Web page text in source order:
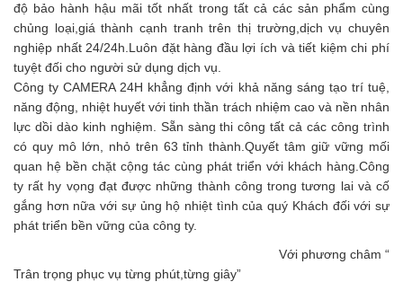
độ bảo hành hậu mãi tốt nhất trong tất cả các sản phẩm cùng
chủng loại,giá thành cạnh tranh trên thị trường,dịch vụ chuyên
nghiệp nhất 24/24h.Luôn đặt hàng đầu lợi ích và tiết kiệm chi phí
tuyệt đối cho người sử dụng dịch vụ.
Công ty CAMERA 24H khẳng định với khả năng sáng tạo trí tuệ,
năng động, nhiệt huyết với tinh thần trách nhiệm cao và nền nhân
lực dồi dào kinh nghiệm. Sẵn sàng thi công tất cả các công trình
có quy mô lớn, nhỏ trên 63 tỉnh thành.Quyết tâm giữ vững mối
quan hệ bền chặt cộng tác cùng phát triển với khách hàng.Công
ty rất hy vọng đạt được những thành công trong tương lai và cố
gắng hơn nữa với sự ủng hộ nhiệt tình của quý Khách đối với sự
phát triển bền vững của công ty.
Với phương châm “
Trân trọng phục vụ từng phút,từng giây”